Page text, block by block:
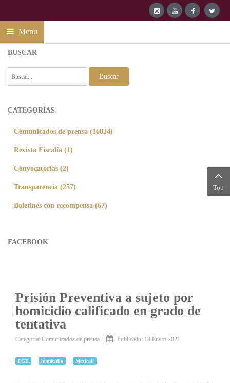
Menu
BUSCAR
Buscar
CATEGORÍAS
Comunicados de prensa (16834)
Revista Fiscalía (1)
Convocatorias (2)
Transparencia (257)
Boletines con recompensa (67)
FACEBOOK
Prisión Preventiva a sujeto por
homicidio calificado en grado de
tentativa
Categoría: Comunicados de prensa Publicado: 18 Enero 2021
FGE homicidio Mexicali
Top